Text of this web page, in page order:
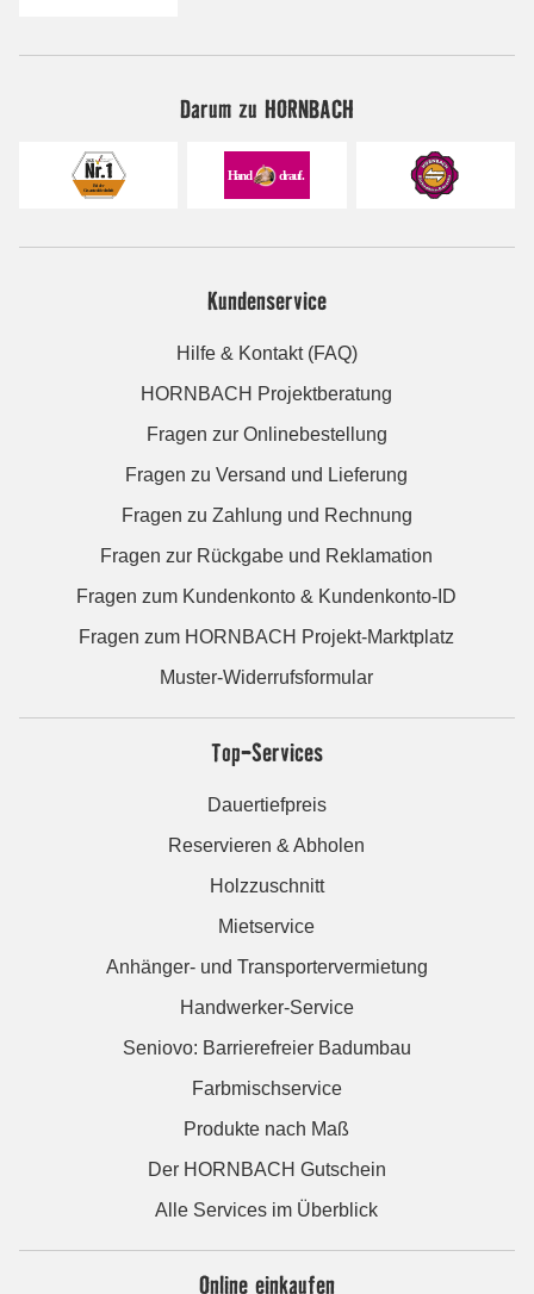
Darum zu HORNBACH
Kundenservice
Hilfe & Kontakt (FAQ)
HORNBACH Projektberatung
Fragen zur Onlinebestellung
Fragen zu Versand und Lieferung
Fragen zu Zahlung und Rechnung
Fragen zur Rückgabe und Reklamation
Fragen zum Kundenkonto & Kundenkonto-ID
Fragen zum HORNBACH Projekt-Marktplatz
Muster-Widerrufsformular
Top-Services
Dauertiefpreis
Reservieren & Abholen
Holzzuschnitt
Mietservice
Anhänger- und Transportervermietung
Handwerker-Service
Seniovo: Barrierefreier Badumbau
Farbmischservice
Produkte nach Maß
Der HORNBACH Gutschein
Alle Services im Überblick
Online einkaufen